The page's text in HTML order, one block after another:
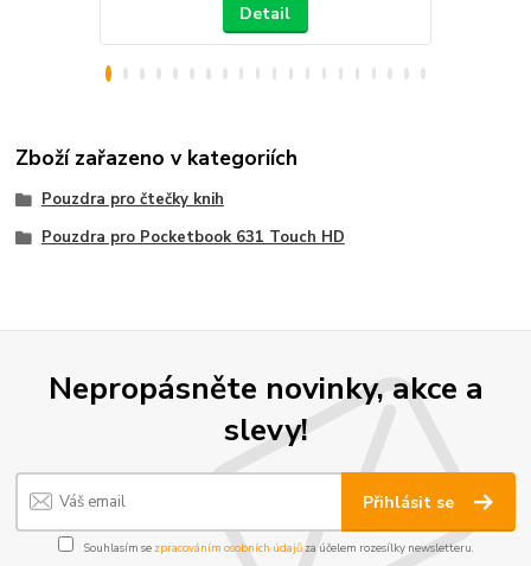
Detail
Zboží zařazeno v kategoriích
Pouzdra pro čtečky knih
Pouzdra pro Pocketbook 631 Touch HD
Nepropásněte novinky, akce a
slevy!
Přihlásit se
Souhlasím se zpracováním osobních údajůza účelem rozesílky newsletteru.